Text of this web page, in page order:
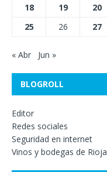
18
19 20
25
26 27
« Abr Jun »
BLOGROLL
Editor
Redes sociales
Seguridad en internet
Vinos y bodegas de Rioja